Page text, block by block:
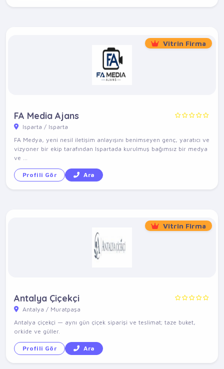
Vitrin Firma
FA Media Ajans
Isparta / Isparta
FA Medya, yeni nesil iletişim anlayışını benimseyen genç, yaratıcı ve
vizyoner bir ekip tarafından Ispartada kurulmuş bağımsız bir medya
ve ...
Profili Gör Ara
Vitrin Firma
Antalya Çiçekçi
Antalya / Muratpaşa
Antalya çiçekçi — aynı gün çiçek siparişi ve teslimat; taze buket,
orkide ve güller.
Profili Gör Ara